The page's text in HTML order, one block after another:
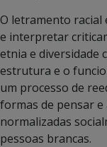
O letramento racial
e interpretar
etnia e diversidade
estrutura e o
um processo de
formas de pensar
normalizadas
pessoas brancas.